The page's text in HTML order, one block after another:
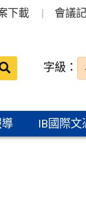
下載 會議
送出 字級：
IB國際文